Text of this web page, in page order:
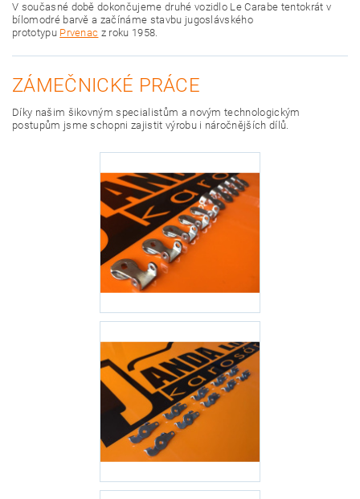
V současné době dokončujeme druhé vozidlo Le Carabe tentokrát v
bílomodré barvě a začínáme stavbu jugoslávského
prototypu Prvenac z roku 1958.
ZÁMEČNICKÉ PRÁCE
Díky našim šikovným specialistům a novým technologickým
postupům jsme schopni zajistit výrobu i náročnějších dílů.